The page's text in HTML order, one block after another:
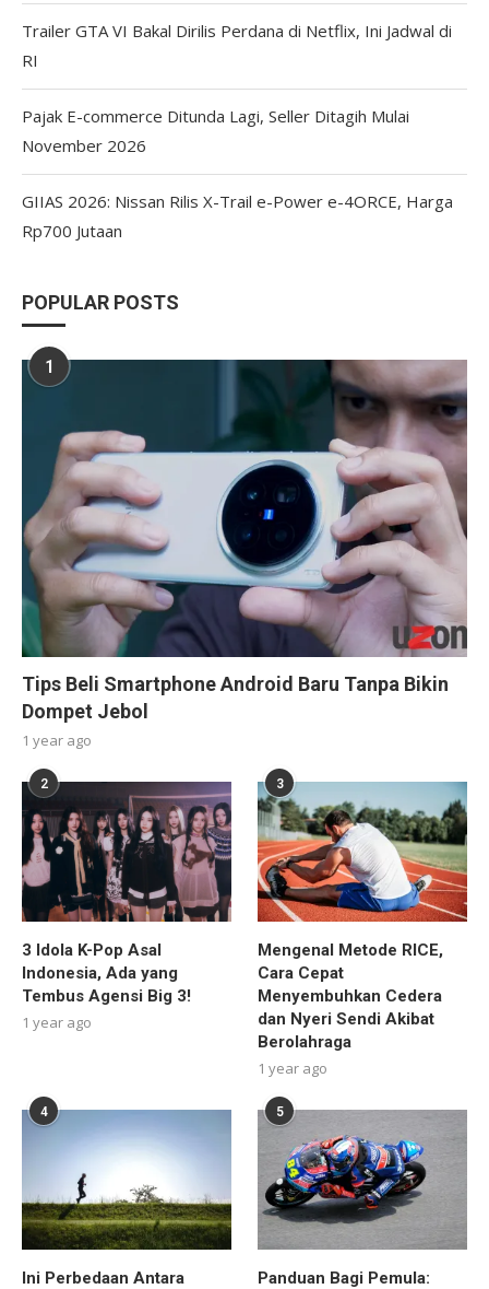
Trailer GTA VI Bakal Dirilis Perdana di Netflix, Ini Jadwal di
RI
Pajak E-commerce Ditunda Lagi, Seller Ditagih Mulai
November 2026
GIIAS 2026: Nissan Rilis X-Trail e-Power e-4ORCE, Harga
Rp700 Jutaan
POPULAR POSTS
1
Tips Beli Smartphone Android Baru Tanpa Bikin
Dompet Jebol
1 year ago
2
3 Idola K-Pop Asal
Indonesia, Ada yang
Tembus Agensi Big 3!
1 year ago
3
Mengenal Metode RICE,
Cara Cepat
Menyembuhkan Cedera
dan Nyeri Sendi Akibat
Berolahraga
1 year ago
4
Ini Perbedaan Antara
5
Panduan Bagi Pemula: